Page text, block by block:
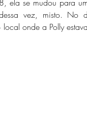
ela se mudou para
vez, misto.
onde a Polly